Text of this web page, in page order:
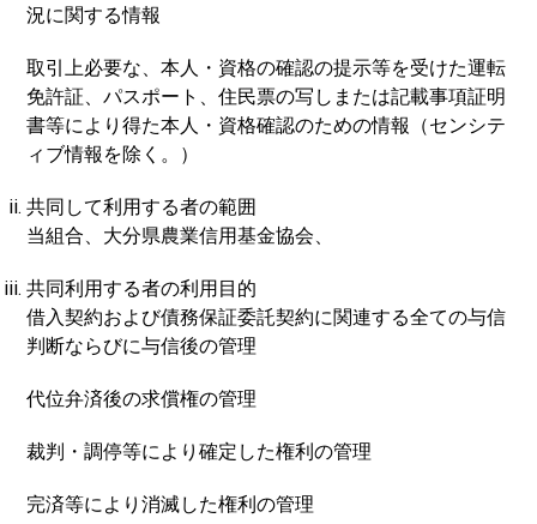
況に関する情報
取引上必要な、本人・資格の確認の提示等を受けた運転
免許証、パスポート、住民票の写しまたは記載事項証明
書等により得た本人・資格確認のための情報（センシテ
ィブ情報を除く。）
共同して利用する者の範囲
当組合、大分県農業信用基金協会、
共同利用する者の利用目的
借入契約および債務保証委託契約に関連する全ての与信
判断ならびに与信後の管理
代位弁済後の求償権の管理
裁判・調停等により確定した権利の管理
完済等により消滅した権利の管理